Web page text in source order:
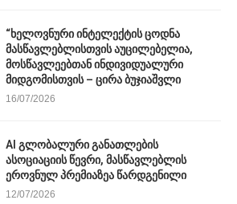
“ხელოვნური ინტელექტის ცოდნა
მასწავლებლისთვის აუცილებელია,
მოსწავლეებთან ინდივიდუალური
მიდგომისთვის – ცირა ბუჯიაშვლი
16/07/2026
AI გლობალური განათლების
ასოციაციის წევრი, მასწავლებლის
ეროვნულ პრემიაზეა წარდგენილი
12/07/2026